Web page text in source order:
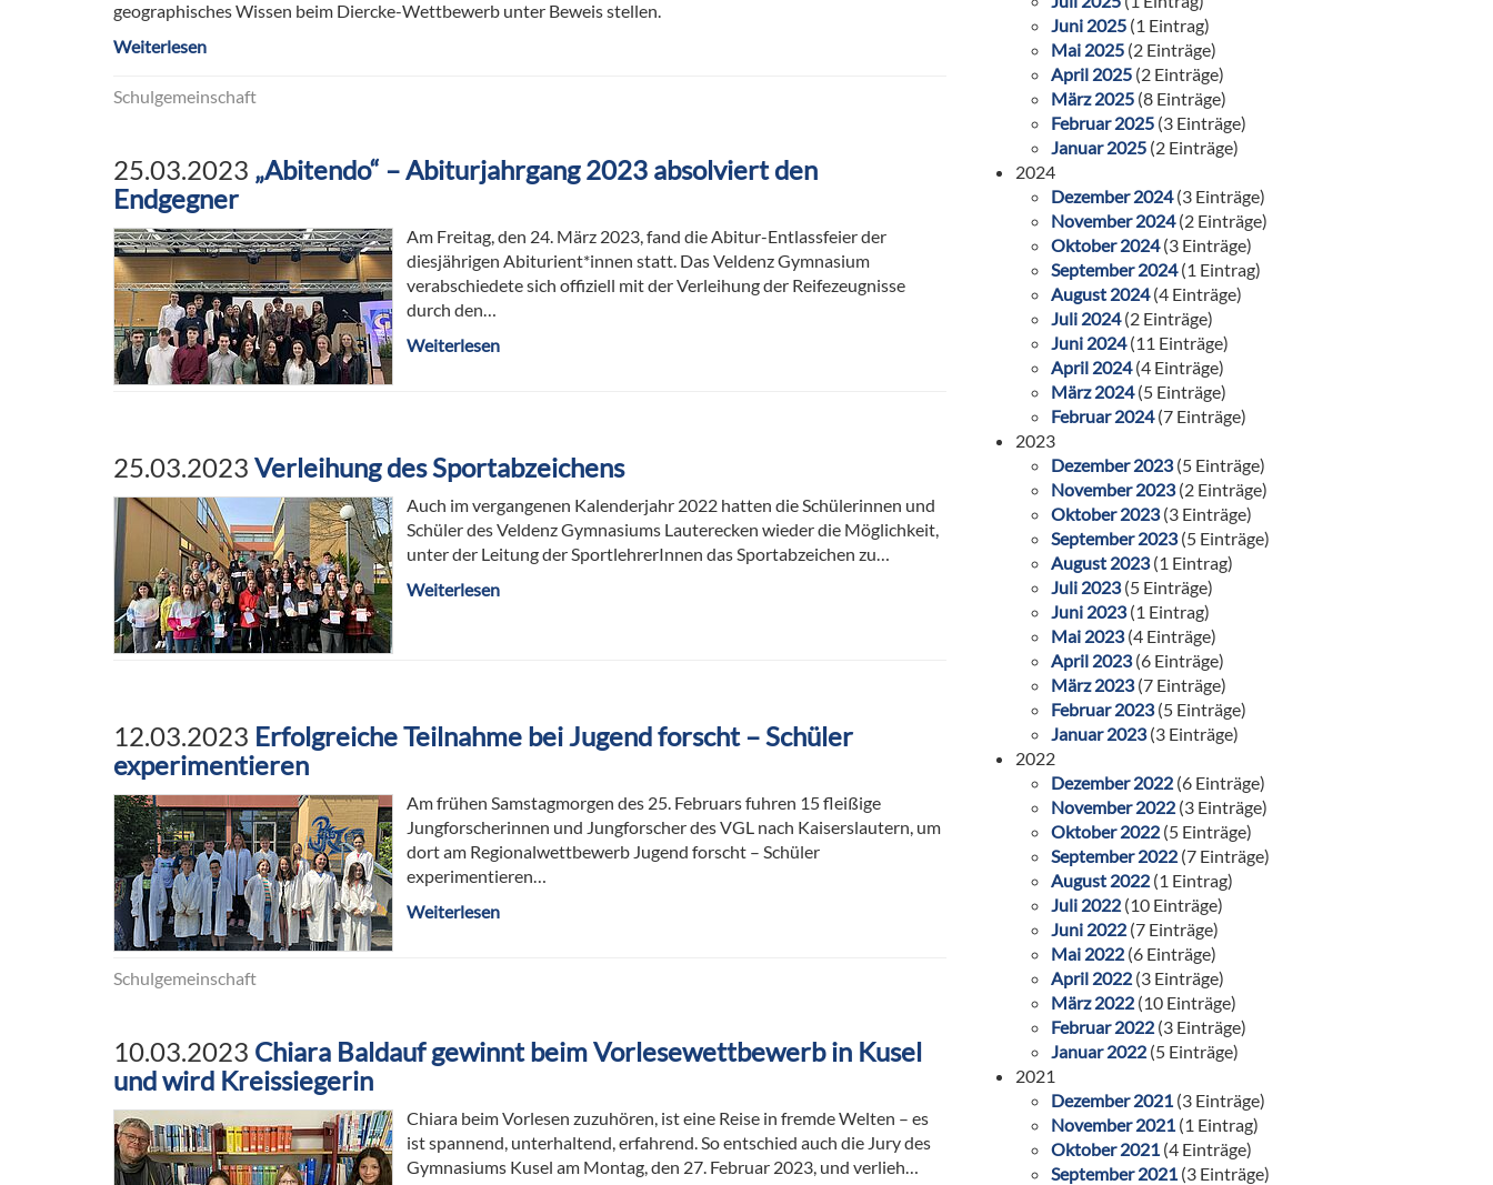
geographisches Wissen beim Diercke-Wettbewerb unter Beweis stellen.
Weiterlesen
Schulgemeinschaft
25.03.2023 „Abitendo“ – Abiturjahrgang 2023 absolviert den
Endgegner
Am Freitag, den 24. März 2023, fand die Abitur-Entlassfeier der
diesjährigen Abiturient*innen statt. Das Veldenz Gymnasium
verabschiedete sich offiziell mit der Verleihung der Reifezeugnisse
durch den…
Weiterlesen
25.03.2023 Verleihung des Sportabzeichens
Auch im vergangenen Kalenderjahr 2022 hatten die Schülerinnen und
Schüler des Veldenz Gymnasiums Lauterecken wieder die Möglichkeit,
unter der Leitung der SportlehrerInnen das Sportabzeichen zu…
Weiterlesen
12.03.2023 Erfolgreiche Teilnahme bei Jugend forscht – Schüler
experimentieren
Am frühen Samstagmorgen des 25. Februars fuhren 15 fleißige
Jungforscherinnen und Jungforscher des VGL nach Kaiserslautern, um
dort am Regionalwettbewerb Jugend forscht – Schüler
experimentieren…
Weiterlesen
Schulgemeinschaft
10.03.2023 Chiara Baldauf gewinnt beim Vorlesewettbewerb in Kusel
und wird Kreissiegerin
Chiara beim Vorlesen zuzuhören, ist eine Reise in fremde Welten – es
ist spannend, unterhaltend, erfahrend. So entschied auch die Jury des
Gymnasiums Kusel am Montag, den 27. Februar 2023, und verlieh…
Juni 2025 (1 Eintrag)
Mai 2025 (2 Einträge)
April 2025 (2 Einträge)
März 2025 (8 Einträge)
Februar 2025 (3 Einträge)
Januar 2025 (2 Einträge)
2024
Dezember 2024(3 Einträge)
November 2024(2 Einträge)
Oktober 2024(3 Einträge)
September 2024(1 Eintrag)
August 2024(4 Einträge)
Juli 2024(2 Einträge)
Juni 2024(11 Einträge)
April 2024(4 Einträge)
März 2024(5 Einträge)
Februar 2024(7 Einträge)
2023
Dezember 2023(5 Einträge)
November 2023(2 Einträge)
Oktober 2023(3 Einträge)
September 2023(5 Einträge)
August 2023(1 Eintrag)
Juli 2023(5 Einträge)
Juni 2023(1 Eintrag)
Mai 2023(4 Einträge)
April 2023(6 Einträge)
März 2023(7 Einträge)
Februar 2023(5 Einträge)
Januar 2023(3 Einträge)
2022
Dezember 2022 (6 Einträge)
November 2022 (3 Einträge)
Oktober 2022 (5 Einträge)
September 2022 (7 Einträge)
August 2022 (1 Eintrag)
Juli 2022 (10 Einträge)
Juni 2022 (7 Einträge)
Mai 2022 (6 Einträge)
April 2022 (3 Einträge)
März 2022 (10 Einträge)
Februar 2022 (3 Einträge)
Januar 2022 (5 Einträge)
2021
Dezember 2021 (3 Einträge)
November 2021 (1 Eintrag)
Oktober 2021 (4 Einträge)
September 2021 (3 Einträge)